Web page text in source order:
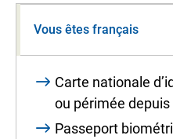
Vous êtes français
Carte nationale
ou périmée
Passeport